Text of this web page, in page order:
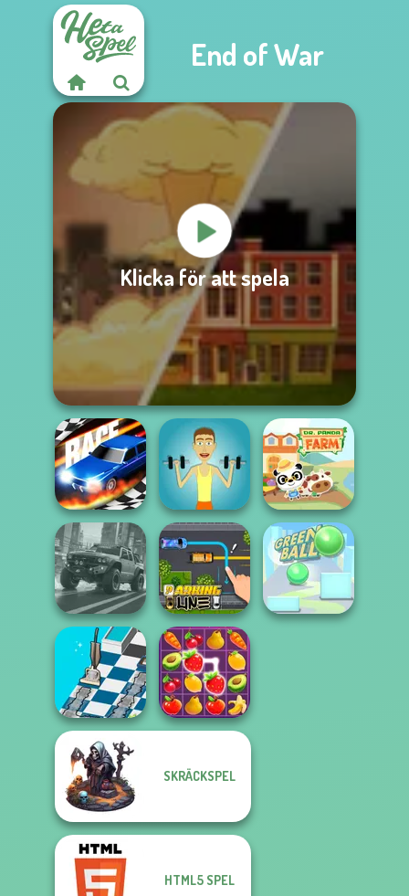
End of War
Klicka för att spela
Drag Race 3D Muscle Clicker Dr. Panda Farm
4x4 Offroader Parking Line
Dusty Maze
Hunter
SKRÄCKSPEL
HTML5 SPEL